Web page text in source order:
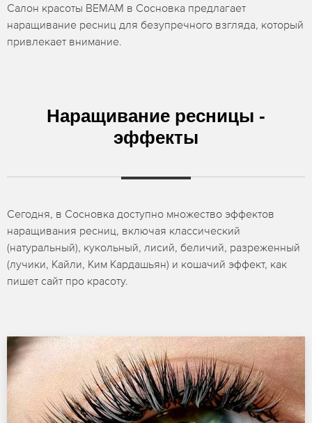
Салон красоты BEMAM в Сосновка предлагает
наращивание ресниц для безупречного взгляда, который
привлекает внимание.
Наращивание ресницы -
эффекты
Сегодня, в Сосновка доступно множество эффектов
наращивания ресниц, включая классический
(натуральный), кукольный, лисий, беличий, разреженный
(лучики, Кайли, Ким Кардашьян) и кошачий эффект, как
пишет сайт про красоту.